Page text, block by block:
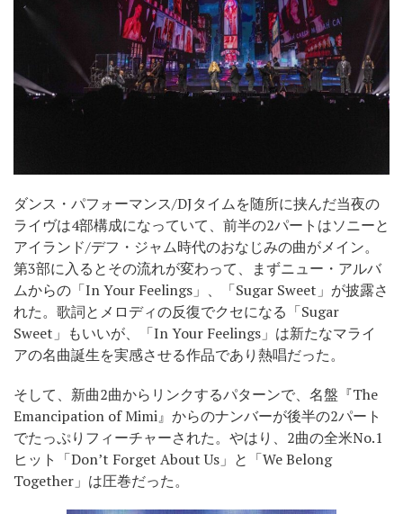
ダンス・パフォーマンス/DJタイムを随所に挟んだ当夜の
ライヴは4部構成になっていて、前半の2パートはソニーと
アイランド/デフ・ジャム時代のおなじみの曲がメイン。
第3部に入るとその流れが変わって、まずニュー・アルバ
ムからの「In Your Feelings」、「Sugar Sweet」が披露さ
れた。歌詞とメロディの反復でクセになる「Sugar
Sweet」もいいが、「In Your Feelings」は新たなマライ
アの名曲誕生を実感させる作品であり熱唱だった。
そして、新曲2曲からリンクするパターンで、名盤『The
Emancipation of Mimi』からのナンバーが後半の2パート
でたっぷりフィーチャーされた。やはり、2曲の全米No.1
ヒット「Don’t Forget About Us」と「We Belong
Together」は圧巻だった。